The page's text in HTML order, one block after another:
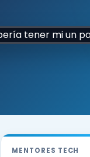
MENTORES TECH